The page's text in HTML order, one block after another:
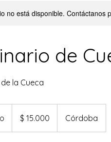
no está disponible. Contáctanos
de
la Cueca
i
argentinos
$ 15.000 Córdoba